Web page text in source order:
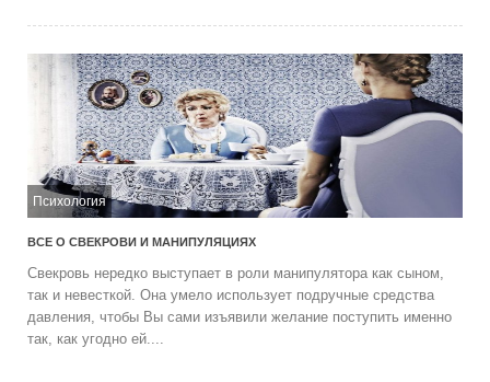
Психология
ВСЕ О СВЕКРОВИ И МАНИПУЛЯЦИЯХ
Свекровь нередко выступает в роли манипулятора как сыном,
так и невесткой. Она умело использует подручные средства
давления, чтобы Вы сами изъявили желание поступить именно
так, как угодно ей....